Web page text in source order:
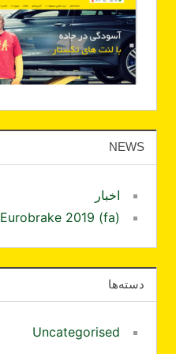
NEWS
اخبار
Eurobrake 2019 (fa)
دسته‌ها
Uncategorised